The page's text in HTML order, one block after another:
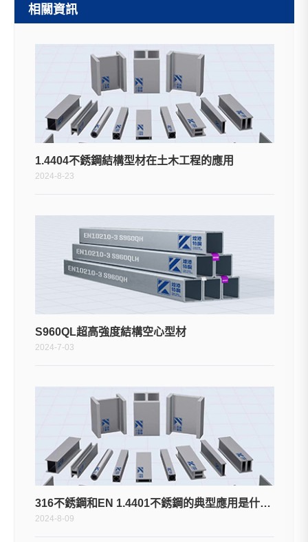
相關資訊
1.4404不銹鋼結構型材在土木工程的應用
2024-8-23
S960QL超高強度結構空心型材
2024-7-03
316不銹鋼和EN 1.4401不銹鋼的典型應用是什麼？
2024-8-09